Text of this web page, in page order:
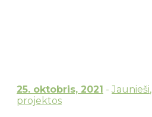
25. oktobris, 2021 - Jaunieši,
projektos